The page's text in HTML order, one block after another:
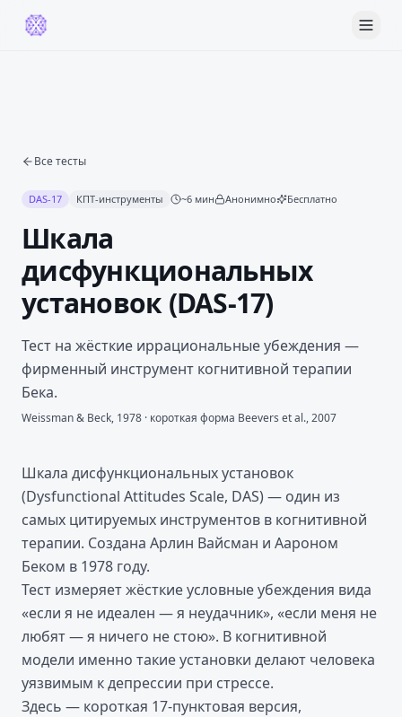
Все тесты
DAS-17 КПТ-инструменты ~6 мин Анонимно Бесплатно
Шкала
дисфункциональных
установок (DAS-17)
Тест на жёсткие иррациональные убеждения —
фирменный инструмент когнитивной терапии
Бека.
Weissman & Beck, 1978 · короткая форма Beevers et al., 2007
Шкала дисфункциональных установок
(Dysfunctional Attitudes Scale, DAS) — один из
самых цитируемых инструментов в когнитивной
терапии. Создана Арлин Вайсман и Аароном
Беком в 1978 году.
Тест измеряет жёсткие условные убеждения вида
«если я не идеален — я неудачник», «если меня не
любят — я ничего не стою». В когнитивной
модели именно такие установки делают человека
уязвимым к депрессии при стрессе.
Здесь — короткая 17-пунктовая версия,